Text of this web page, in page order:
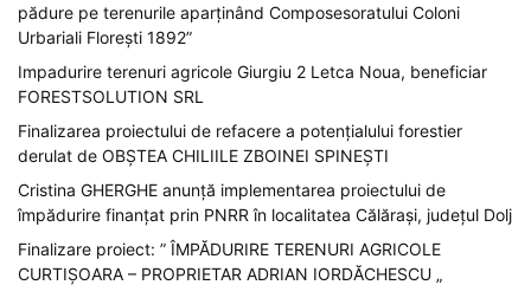
pădure pe terenurile aparținând Composesoratului Coloni
Urbariali Florești 1892”
Impadurire terenuri agricole Giurgiu 2 Letca Noua, beneficiar
FORESTSOLUTION SRL
Finalizarea proiectului de refacere a potențialului forestier
derulat de OBȘTEA CHILIILE ZBOINEI SPINEȘTI
Cristina GHERGHE anunță implementarea proiectului de
împădurire finanțat prin PNRR în localitatea Călărași, județul Dolj
Finalizare proiect: ” ÎMPĂDURIRE TERENURI AGRICOLE
CURTIȘOARA – PROPRIETAR ADRIAN IORDĂCHESCU „